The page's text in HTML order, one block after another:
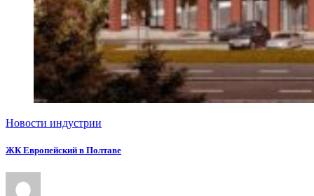
Новости индустрии
ЖК Европейский в Полтаве